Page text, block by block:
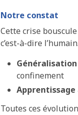
Notre constat
Cette crise
c’est-à-dire
confinement
Toutes ces